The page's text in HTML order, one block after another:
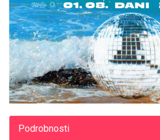
Podrobnosti